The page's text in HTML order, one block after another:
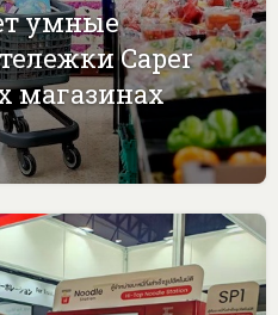
умные
Caper
магазинах